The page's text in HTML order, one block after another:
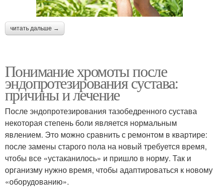
читать дальше →
Понимание хромоты после
эндопротезирования сустава:
причины и лечение
После эндопротезирования тазобедренного сустава
некоторая степень боли является нормальным
явлением. Это можно сравнить с ремонтом в квартире:
после замены старого пола на новый требуется время,
чтобы все «устаканилось» и пришло в норму. Так и
организму нужно время, чтобы адаптироваться к новому
«оборудованию».